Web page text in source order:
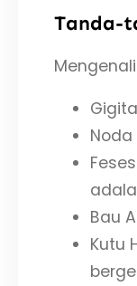
Tanda-
Bau
Kutu